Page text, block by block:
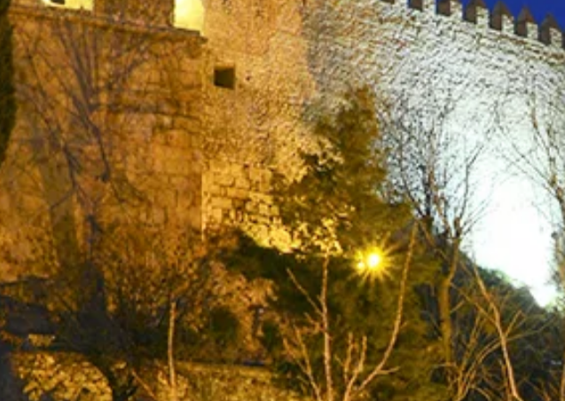
Appuyez sur Entrée pour rechercher ou sur ESC pour fermer